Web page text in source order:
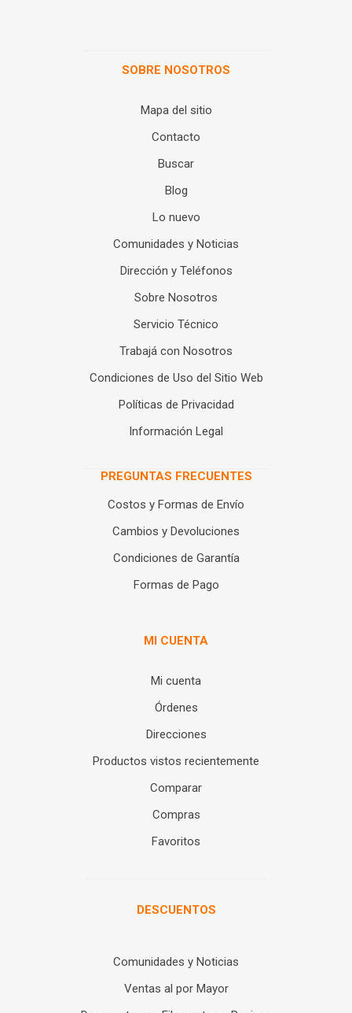
SOBRE NOSOTROS
Mapa del sitio
Contacto
Buscar
Blog
Lo nuevo
Comunidades y Noticias
Dirección y Teléfonos
Sobre Nosotros
Servicio Técnico
Trabajá con Nosotros
Condiciones de Uso del Sitio Web
Políticas de Privacidad
Información Legal
PREGUNTAS FRECUENTES
Costos y Formas de Envío
Cambios y Devoluciones
Condiciones de Garantía
Formas de Pago
MI CUENTA
Mi cuenta
Órdenes
Direcciones
Productos vistos recientemente
Comparar
Compras
Favoritos
DESCUENTOS
Comunidades y Noticias
Ventas al por Mayor